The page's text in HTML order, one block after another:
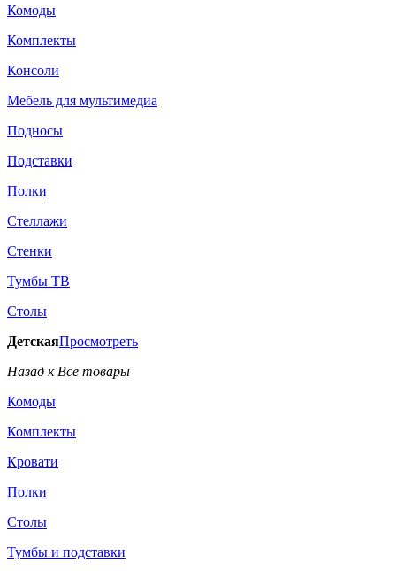
Комоды
Комплекты
Консоли
Мебель для мультимедиа
Подносы
Подставки
Полки
Стеллажи
Стенки
Тумбы ТВ
Столы
ДетскаяПросмотреть
Назад к Все товары
Комоды
Комплекты
Кровати
Полки
Столы
Тумбы и подставки